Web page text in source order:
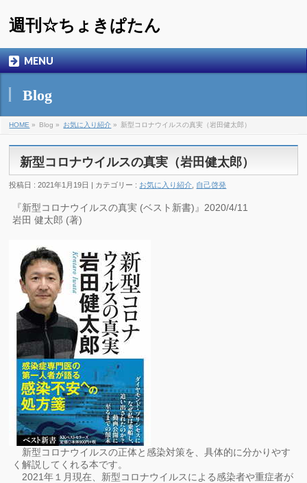
週刊☆ちょきぱたん
MENU
Blog
HOME » Blog » お気に入り紹介 » 新型コロナウイルスの真実（岩田健太郎）
新型コロナウイルスの真実（岩田健太郎）
投稿日 : 2021年1月19日 | カテゴリー : お気に入り紹介 自己啓発
『新型コロナウイルスの真実 (ベスト新書)』2020/4/11
岩田 健太郎 (著)
新型コロナウイルスの正体と感染対策を、具体的に分かりやす
く解説してくれる本です。
2021年１月現在、新型コロナウイルスによる感染者や重症者が